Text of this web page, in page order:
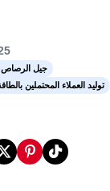
جيل الرصاص
توليد العملاء المحتملين